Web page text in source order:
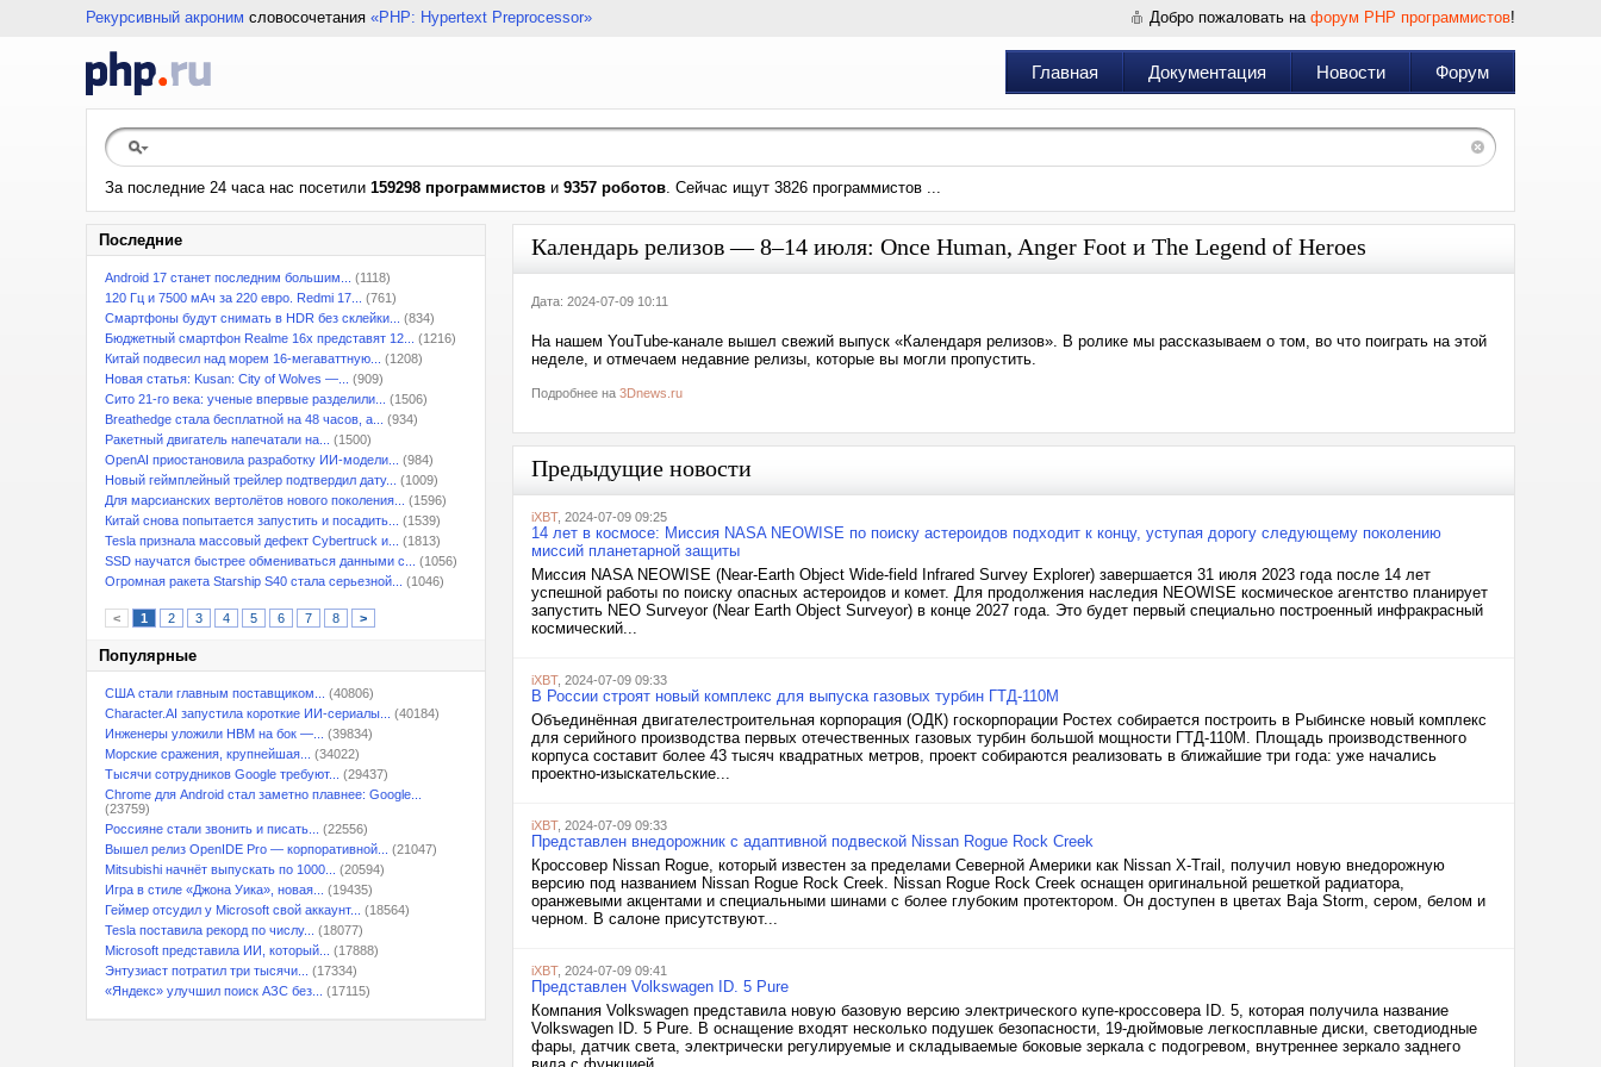
Рекурсивный акроним словосочетания «PHP: Hypertext Preprocessor» Добро пожаловать на форум PHP программистов!
Главная Документация Новости Форум
За последние 24 часа нас посетили 159298 программистов и 9357 роботов. Сейчас ищут 3826 программистов ...
Последние
Android 17 станет последним большим...
(1118)
120 Гц и 7500 мАч за 220 евро. Redmi 17...
(761)
Смартфоны будут снимать в HDR без склейки...
(834)
Бюджетный смартфон Realme 16x представят 12...
(1216)
Китай подвесил над морем 16-мегаваттную...
(1208)
Новая статья: Kusan: City of Wolves —...
(909)
Сито 21-го века: ученые впервые разделили...
(1506)
Breathedge стала бесплатной на 48 часов, а...
(934)
Ракетный двигатель напечатали на...
(1500)
OpenAI приостановила разработку ИИ-модели...
(984)
Новый геймплейный трейлер подтвердил дату...
(1009)
Для марсианских вертолётов нового поколения...
(1596)
Китай снова попытается запустить и посадить...
(1539)
Tesla признала массовый дефект Cybertruck и...
(1813)
SSD научатся быстрее обмениваться данными с...
(1056)
Огромная ракета Starship S40 стала серьезной...
(1046)
< 1 2 3 4 5 6 7 8 >
Популярные
США стали главным поставщиком...
(40806)
Character.AI запустила короткие ИИ-сериалы...
(40184)
Инженеры уложили HBM на бок —...
(39834)
Морские сражения, крупнейшая...
(34022)
Тысячи сотрудников Google требуют...
(29437)
Chrome для Android стал заметно плавнее: Google...
(23759)
Россияне стали звонить и писать...
(22556)
Вышел релиз OpenIDE Pro — корпоративной...
(21047)
Mitsubishi начнёт выпускать по 1000...
(20594)
Игра в стиле «Джона Уика», новая...
(19435)
Геймер отсудил у Microsoft свой аккаунт...
(18564)
Tesla поставила рекорд по числу...
(18077)
Microsoft представила ИИ, который...
(17888)
Энтузиаст потратил три тысячи...
(17334)
«Яндекс» улучшил поиск АЗС без...
(17115)
Календарь релизов — 8–14 июля: Once Human, Anger Foot и The Legend of Heroes
Дата: 2024-07-09 10:11
На нашем YouTube-канале вышел свежий выпуск «Календаря релизов». В ролике мы рассказываем о том, во что поиграть на этой
неделе, и отмечаем недавние релизы, которые вы могли пропустить.
Подробнее на 3Dnews.ru
Предыдущие новости
iXBT, 2024-07-09 09:25
14 лет в космосе: Миссия NASA NEOWISE по поиску астероидов подходит к концу, уступая дорогу следующему поколению
миссий планетарной защиты
Миссия NASA NEOWISE (Near-Earth Object Wide-field Infrared Survey Explorer) завершается 31 июля 2023 года после 14 лет
успешной работы по поиску опасных астероидов и комет. Для продолжения наследия NEOWISE космическое агентство планирует
запустить NEO Surveyor (Near Earth Object Surveyor) в конце 2027 года. Это будет первый специально построенный инфракрасный
космический...
iXBT, 2024-07-09 09:33
В России строят новый комплекс для выпуска газовых турбин ГТД-110М
Объединённая двигателестроительная корпорация (ОДК) госкорпорации Ростех собирается построить в Рыбинске новый комплекс
для серийного производства первых отечественных газовых турбин большой мощности ГТД-110М. Площадь производственного
корпуса составит более 43 тысяч квадратных метров, проект собираются реализовать в ближайшие три года: уже начались
проектно-изыскательские...
iXBT, 2024-07-09 09:33
Представлен внедорожник с адаптивной подвеской Nissan Rogue Rock Creek
Кроссовер Nissan Rogue, который известен за пределами Северной Америки как Nissan X-Trail, получил новую внедорожную
версию под названием Nissan Rogue Rock Creek. Nissan Rogue Rock Creek оснащен оригинальной решеткой радиатора,
оранжевыми акцентами и специальными шинами с более глубоким протектором. Он доступен в цветах Baja Storm, сером, белом и
черном. В салоне присутствуют...
iXBT, 2024-07-09 09:41
Представлен Volkswagen ID. 5 Pure
Компания Volkswagen представила новую базовую версию электрического купе-кроссовера ID. 5, которая получила название
Volkswagen ID. 5 Pure. В оснащение входят несколько подушек безопасности, 19-дюймовые легкосплавные диски, светодиодные
фары, датчик света, электрически регулируемые и складываемые боковые зеркала с подогревом, внутреннее зеркало заднего